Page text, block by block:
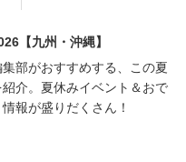
【九州・沖縄】
部がおすすめする、この夏
介。夏休みイベント＆おで
報が盛りだくさん！